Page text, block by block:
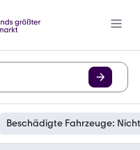
Beschädigte Fahrzeuge: